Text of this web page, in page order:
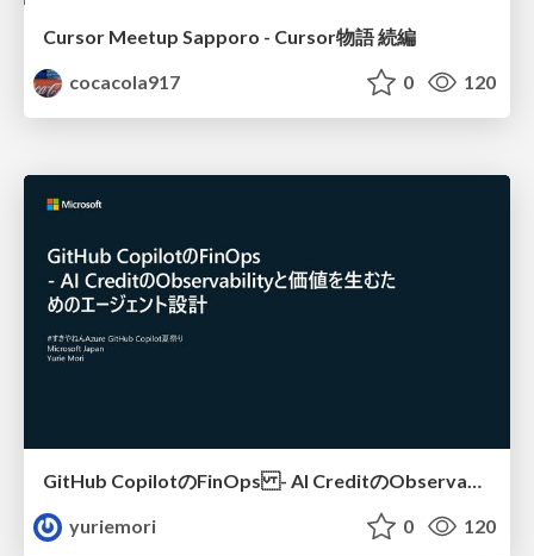
Cursor Meetup Sapporo - Cursor物語 続編
cocacola917
0 120
yuriemori
0 120